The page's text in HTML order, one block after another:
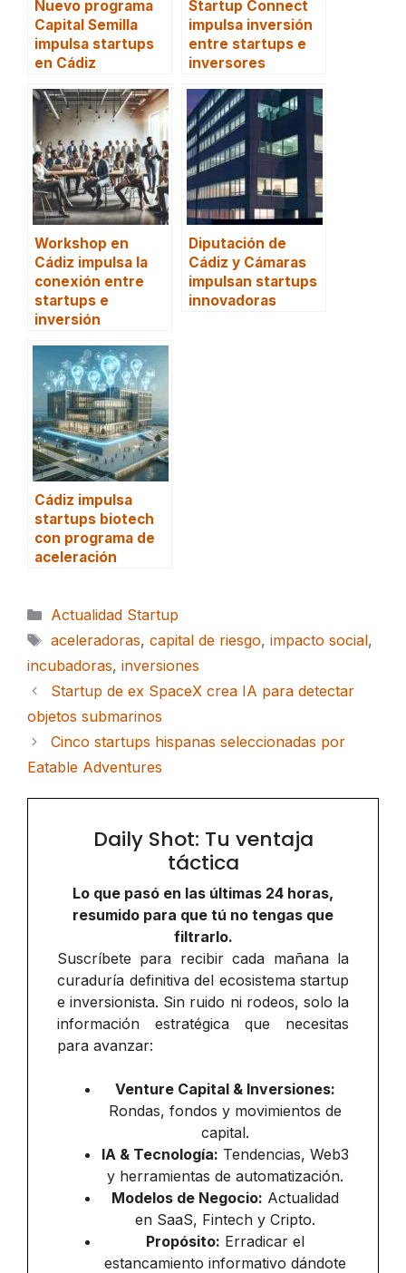
Nuevo programa
Capital Semilla
impulsa startups
en Cádiz
Startup Connect
impulsa inversión
entre startups e
inversores
Workshop en
Cádiz impulsa la
conexión entre
startups e
inversión
Diputación de
Cádiz y Cámaras
impulsan startups
innovadoras
Cádiz impulsa
startups biotech
con programa de
aceleración
Categorías
Actualidad Startup
Etiquetas
aceleradoras, capital de riesgo, impacto social,
incubadoras, inversiones
Startup de ex SpaceX crea IA para detectar
objetos submarinos
Cinco startups hispanas seleccionadas por
Eatable Adventures
Daily Shot: Tu ventaja
táctica
Lo que pasó en las últimas 24 horas,
resumido para que tú no tengas que
filtrarlo.
Suscríbete para recibir cada mañana la
curaduría definitiva del ecosistema startup
e inversionista. Sin ruido ni rodeos, solo la
información estratégica que necesitas
para avanzar:
Venture Capital & Inversiones:
Rondas, fondos y movimientos de
capital.
IA & Tecnología: Tendencias, Web3
y herramientas de automatización.
Modelos de Negocio: Actualidad
en SaaS, Fintech y Cripto.
Propósito: Erradicar el
estancamiento informativo dándote